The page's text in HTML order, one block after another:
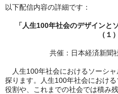
以下配信内容の詳細です：
「人生100年社会のデザイン
（１
共催：日本経済新
人生100年社会におけるソーシ
探ります。人生100年社会におけ
役割や、これまでの社会では積み